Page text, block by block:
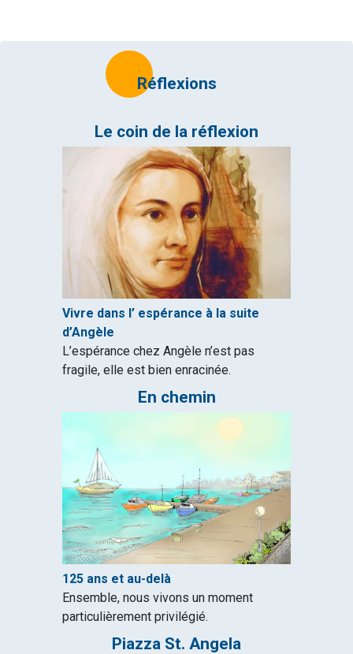
Réflexions
Le coin de la réflexion
Vivre dans l’ espérance à la suite
d’Angèle
L’espérance chez Angèle n’est pas
fragile, elle est bien enracinée.
En chemin
125 ans et au-delà
Ensemble, nous vivons un moment
particulièrement privilégié.
Piazza St. Angela